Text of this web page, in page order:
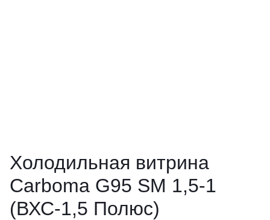
Холодильная витрина
Carboma G95 SM 1,5-1
(ВХС-1,5 Полюс)